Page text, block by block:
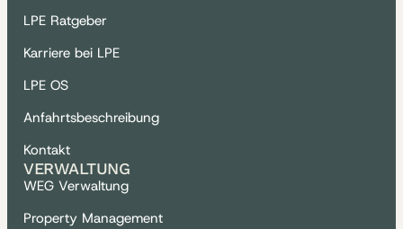
LPE Ratgeber
Karriere bei LPE
LPE OS
Anfahrtsbeschreibung
Kontakt
VERWALTUNG
WEG Verwaltung
Property Management